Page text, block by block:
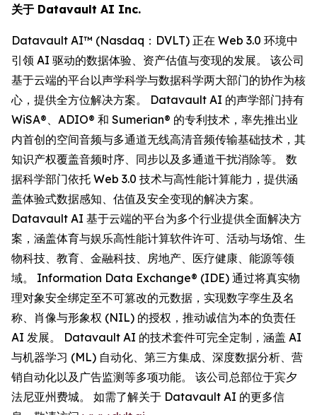
关于 Datavault AI Inc.
Datavault AI™ (Nasdaq：DVLT) 正在 Web 3.0 环境中
引领 AI 驱动的数据体验、资产估值与变现的发展。 该公司
基于云端的平台以声学科学与数据科学两大部门的协作为核
心，提供全方位解决方案。 Datavault AI 的声学部门持有
WiSA®、ADIO® 和 Sumerian® 的专利技术，率先推出业
内首创的空间音频与多通道无线高清音频传输基础技术，其
知识产权覆盖音频时序、同步以及多通道干扰消除等。 数
据科学部门依托 Web 3.0 技术与高性能计算能力，提供涵
盖体验式数据感知、估值及安全变现的解决方案。
Datavault AI 基于云端的平台为多个行业提供全面解决方
案，涵盖体育与娱乐高性能计算软件许可、活动与场馆、生
物科技、教育、金融科技、房地产、医疗健康、能源等领
域。 Information Data Exchange® (IDE) 通过将真实物
理对象安全绑定至不可篡改的元数据，实现数字孪生及名
称、肖像与形象权 (NIL) 的授权，推动诚信为本的负责任
AI 发展。 Datavault AI 的技术套件可完全定制，涵盖 AI
与机器学习 (ML) 自动化、第三方集成、深度数据分析、营
销自动化以及广告监测等多项功能。 该公司总部位于宾夕
法尼亚州费城。 如需了解关于 Datavault AI 的更多信